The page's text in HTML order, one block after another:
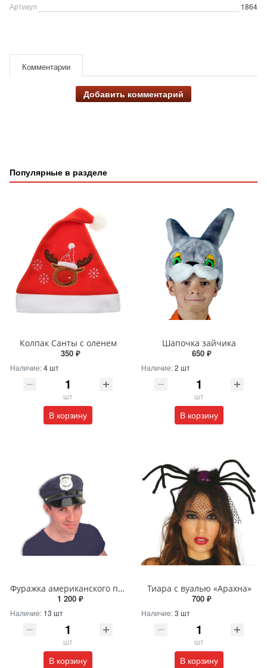
Артикул 1864
Комментарии
Добавить комментарий
Популярные в разделе
Колпак Санты с оленем
350 ₽
Наличие:4 шт
шт
В корзину
Шапочка зайчика
650 ₽
Наличие:2 шт
шт
В корзину
Фуражка американского полицейского 2
1 200 ₽
Наличие: 13 шт
шт
В корзину
Тиара с вуалью «Арахна»
700 ₽
Наличие:3 шт
шт
В корзину